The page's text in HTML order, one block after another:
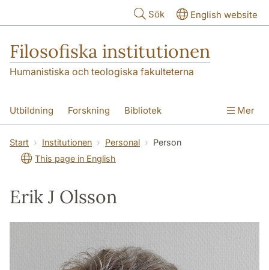
Sök English website
Filosofiska institutionen
Humanistiska och teologiska fakulteterna
Utbildning Forskning Bibliotek
Personal Kontakt Institutionen
Mer
Start Institutionen Personal
Person
This page in English
Erik J Olsson